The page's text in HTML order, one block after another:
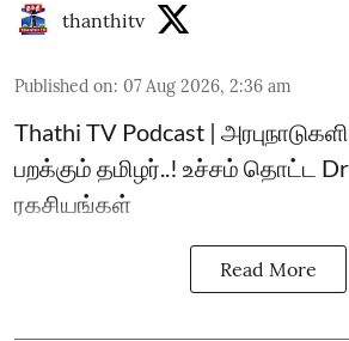
thanthitv
Published on: 07 Aug 2026, 2:36 am
Thathi TV Podcast |
பறக்கும் தமிழர்..! உச்சம் தொட்ட
ரகசியங்கள்
Read More